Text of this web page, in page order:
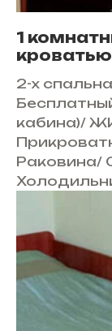
1
2-х
кабина)/
Раковина/